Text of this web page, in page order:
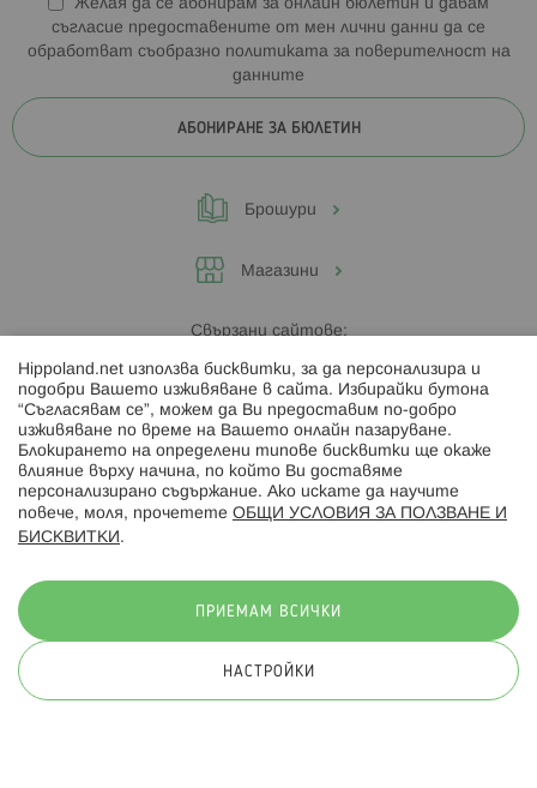
Желая да се абонирам за онлайн бюлетин и давам
съгласие предоставените от мен лични данни да се
обработват съобразно политиката за поверителност на
данните
АБОНИРАНЕ ЗА БЮЛЕТИН
Брошури
Магазини
Свързани сайтове:
Hippoland.ro
Последвайте ни:
© 2026 Hippoland.net. Всички права запазени
Hippoland.net използва бисквитки, за да персонализира и
подобри Вашето изживяване в сайта. Избирайки бутона
“Съгласявам се”, можем да Ви предоставим по-добро
изживяване по време на Вашето онлайн пазаруване.
Блокирането на определени типове бисквитки ще окаже
влияние върху начина, по който Ви доставяме
персонализирано съдържание. Ако искате да научите
повече, моля, прочетете ОБЩИ УСЛОВИЯ ЗА ПОЛЗВАНЕ И
БИСКВИТКИ .
ПРИЕМАМ ВСИЧКИ
НАСТРОЙКИ